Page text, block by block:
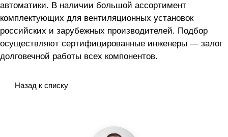
автоматики. В наличии большой ассортимент
комплектующих для вентиляционных установок
российских и зарубежных производителей. Подбор
осуществляют сертифицированные инженеры — залог
долговечной работы всех компонентов.
Назад к списку